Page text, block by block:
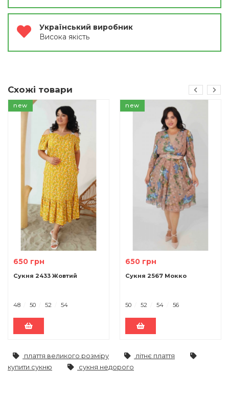
Український виробник
Висока якість
Схожі товари
new
650 грн
Сукня 2433 Жовтий
48 50 52 54
new
650 грн
Сукня 2567 Мокко
50 52 54 56
плаття великого розміру
літнє плаття
купити сукню
сукня недорого